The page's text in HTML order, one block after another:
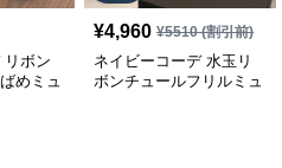
リボン
めミュ
¥4,960 ¥5510(割引前)
ネイビーコーデ 水玉リ
ボンチュールフリルミュ